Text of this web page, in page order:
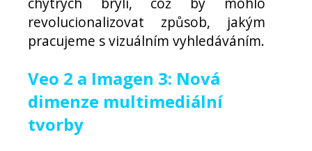
revolucionalizovat způsob, jakým
pracujeme s vizuálním vyhledáváním.
Veo 2 a Imagen 3: Nová
dimenze multimediální
tvorby